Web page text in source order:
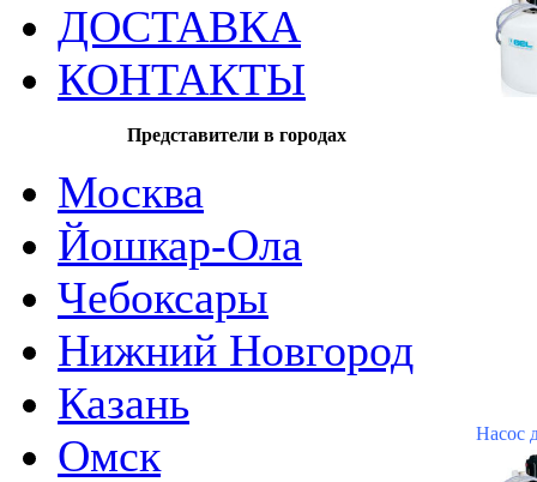
ДОСТАВКА
КОНТАКТЫ
Представители в городах
Москва
Йошкар-Ола
Чебоксары
Нижний Новгород
Казань
Омск
Насос